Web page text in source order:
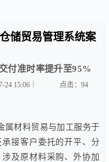
储贸易管理系统案
付准时率提升至95%
15:06｜ 点击：94
属材料贸易与加工服务于
接客户委托的开平、分
及原材料采购、外协加